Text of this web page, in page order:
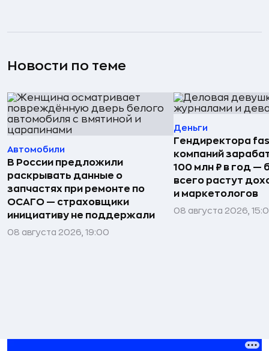
Новости по теме
Автомобили
В России предложили
раскрывать данные о
запчастях при ремонте по
ОСАГО — страховщики
инициативу не поддержали
08 августа 2026, 19:00
Деньги
Гендиректора
компаний
100 млн ₽ в год —
всего растут
и маркетологов
08 августа 2026,